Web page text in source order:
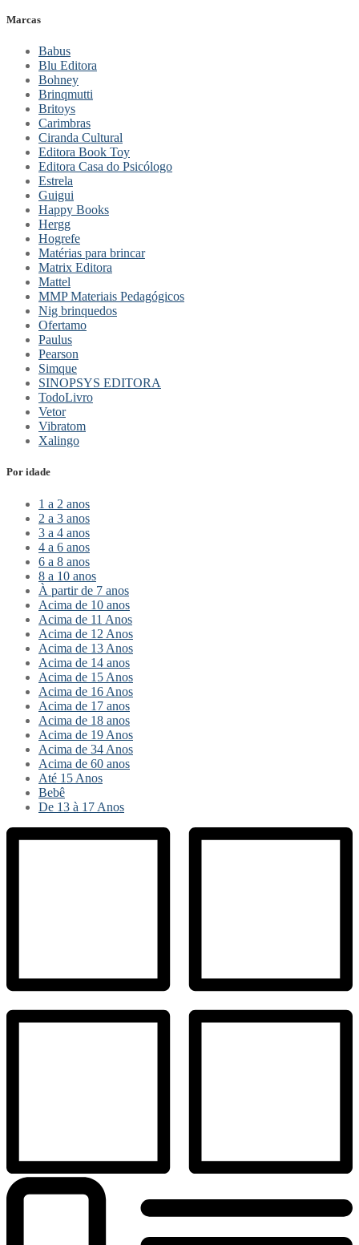
Marcas
Babus
Blu Editora
Bohney
Brinqmutti
Britoys
Carimbras
Ciranda Cultural
Editora Book Toy
Editora Casa do Psicólogo
Estrela
Guigui
Happy Books
Hergg
Hogrefe
Matérias para brincar
Matrix Editora
Mattel
MMP Materiais Pedagógicos
Nig brinquedos
Ofertamo
Paulus
Pearson
Simque
SINOPSYS EDITORA
TodoLivro
Vetor
Vibratom
Xalingo
Por idade
1 a 2 anos
2 a 3 anos
3 a 4 anos
4 a 6 anos
6 a 8 anos
8 a 10 anos
À partir de 7 anos
Acima de 10 anos
Acima de 11 Anos
Acima de 12 Anos
Acima de 13 Anos
Acima de 14 anos
Acima de 15 Anos
Acima de 16 Anos
Acima de 17 anos
Acima de 18 anos
Acima de 19 Anos
Acima de 34 Anos
Acima de 60 anos
Até 15 Anos
Bebê
De 13 à 17 Anos